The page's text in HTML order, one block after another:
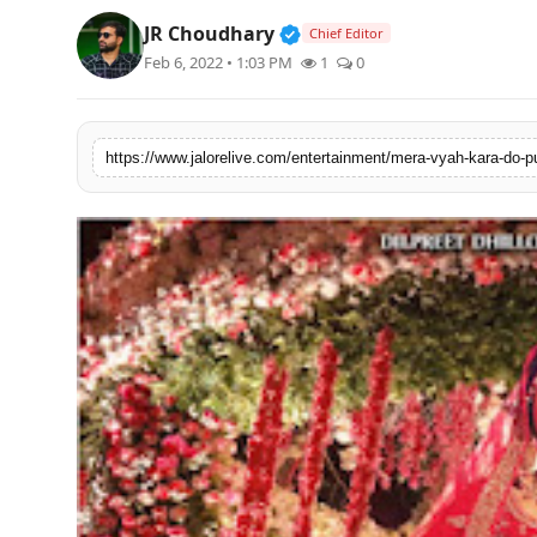
लाइफस्टाइल JR Choudhary Verified Public Figure •
Chief Editor
Feb 6, 2022 • 1:03 PM 1 0
https://www.jalorelive.com/entertainment/mera-vyah-kara-do-